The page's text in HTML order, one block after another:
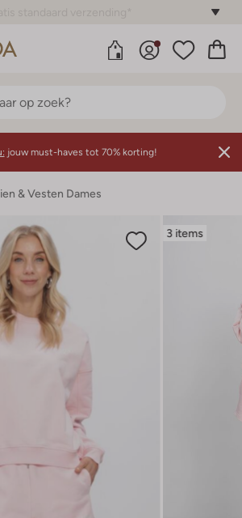
jouw must-haves tot 70% korting!
& Vesten Dames
3 items